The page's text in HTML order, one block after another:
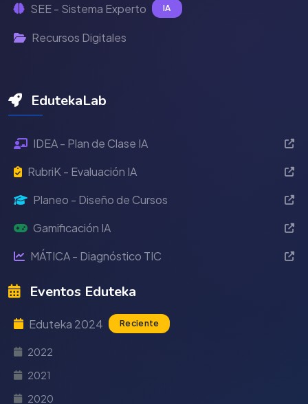
SEE - Sistema Experto IA
Recursos Digitales
EdutekaLab
IDEA - Plan de Clase IA
RubriK - Evaluación IA
Planeo - Diseño de Cursos
Gamificación IA
MÁTICA - Diagnóstico TIC
Eventos Eduteka
Eduteka 2024 Reciente
2022
2021
2020